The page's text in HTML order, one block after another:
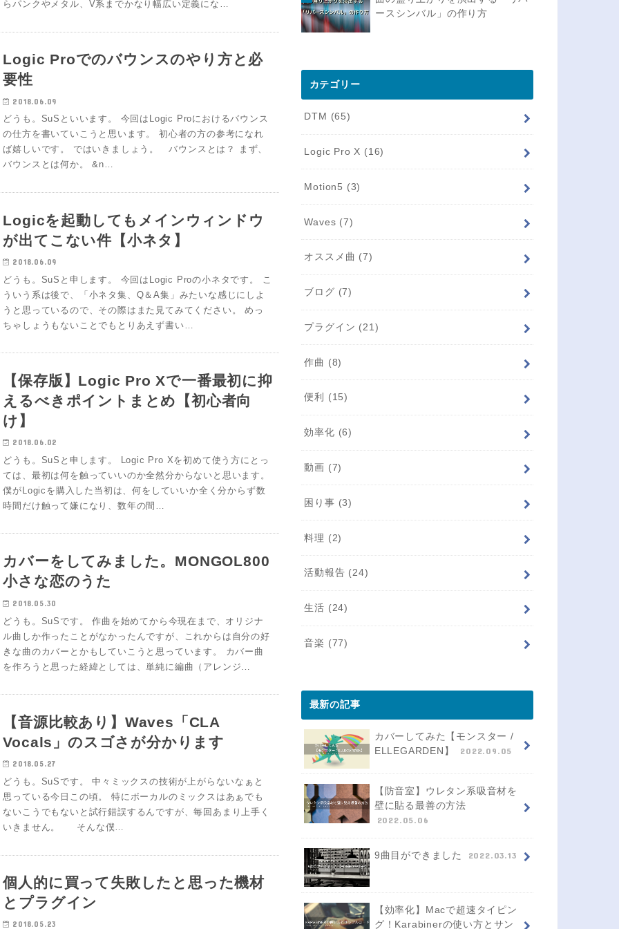
らパンクやメタル、V系までかなり幅広い定義にな…
Logic Proでのバウンスのやり方と必
要性
2018.06.09
どうも。SuSといいます。 今回はLogic Proにおけるバウンス
の仕方を書いていこうと思います。 初心者の方の参考になれ
ば嬉しいです。 ではいきましょう。 バウンスとは？ まず、
バウンスとは何か。 &n…
Logicを起動してもメインウィンドウ
が出てこない件【小ネタ】
2018.06.09
どうも。SuSと申します。 今回はLogic Proの小ネタです。 こ
ういう系は後で、「小ネタ集、Q＆A集」みたいな感じにしよ
うと思っているので、その際はまた見てみてください。 めっ
ちゃしょうもないことでもとりあえず書い…
【保存版】Logic Pro Xで一番最初に抑
えるべきポイントまとめ【初心者向
け】
2018.06.02
どうも。SuSと申します。 Logic Pro Xを初めて使う方にとっ
ては、最初は何を触っていいのか全然分からないと思います。
僕がLogicを購入した当初は、何をしていいか全く分からず数
時間だけ触って嫌になり、数年の間…
カバーをしてみました。MONGOL800
小さな恋のうた
2018.05.30
どうも。SuSです。 作曲を始めてから今現在まで、オリジナ
ル曲しか作ったことがなかったんですが、これからは自分の好
きな曲のカバーとかもしていこうと思っています。 カバー曲
を作ろうと思った経緯としては、単純に編曲（アレンジ…
【音源比較あり】Waves「CLA
Vocals」のスゴさが分かります
2018.05.27
どうも。SuSです。 中々ミックスの技術が上がらないなぁと
思っている今日この頃。 特にボーカルのミックスはあぁでも
ないこうでもないと試行錯誤するんですが、毎回あまり上手く
いきません。 そんな僕…
個人的に買って失敗したと思った機材
とプラグイン
2018.05.23
ースシンバル」の作り方
カテゴリー
DTM (65)
Logic Pro X (16)
Motion5 (3)
Waves (7)
オススメ曲 (7)
ブログ (7)
プラグイン (21)
作曲 (8)
便利 (15)
効率化 (6)
動画 (7)
困り事 (3)
料理 (2)
活動報告 (24)
生活 (24)
音楽 (77)
最新の記事
カバーしてみた【モンスター /
ELLEGARDEN】
2022.09.05
【防音室】ウレタン系吸音材を
壁に貼る最善の方法
2022.05.06
9曲目ができました 2022.03.13
【効率化】Macで超速タイピン
グ！Karabinerの使い方とサン